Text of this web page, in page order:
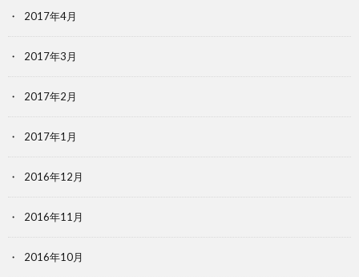
2017年4月
2017年3月
2017年2月
2017年1月
2016年12月
2016年11月
2016年10月